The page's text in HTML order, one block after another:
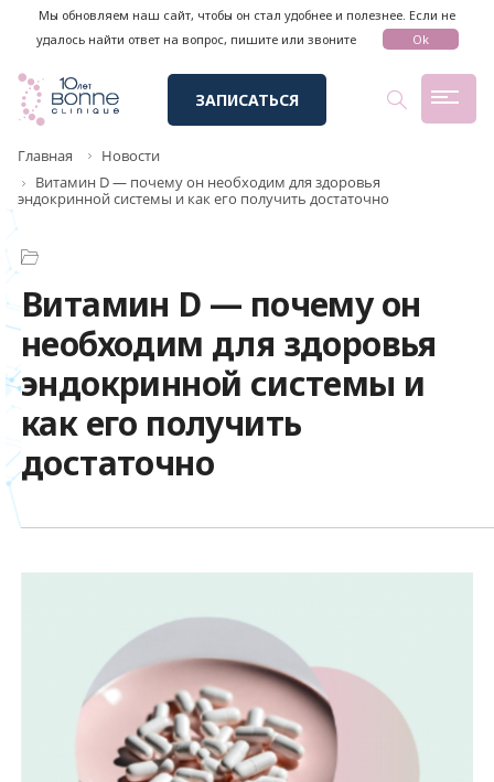
Мы обновляем наш сайт, чтобы он стал удобнее и полезнее. Если не
удалось найти ответ на вопрос, пишите или звоните
Ok
ЗАПИСАТЬСЯ
Главная
Новости
Витамин D — почему он необходим для здоровья
эндокринной системы и как его получить достаточно
Витамин D — почему он
необходим для здоровья
эндокринной системы и
как его получить
достаточно